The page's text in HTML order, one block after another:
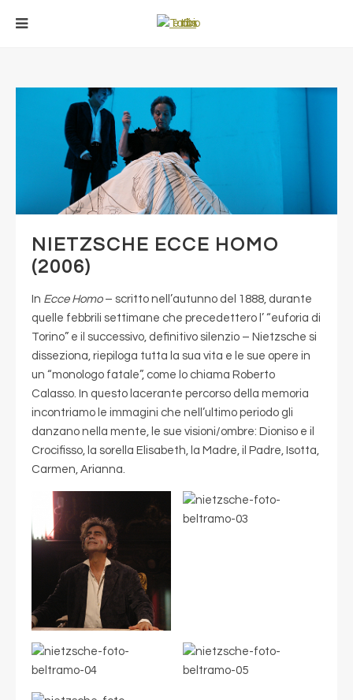
NIETZSCHE ECCE HOMO
(2006)
In Ecce Homo– scritto nell’autunno del 1888, durante
quelle febbrili settimane che precedettero l’ “euforia di
Torino” e il successivo, definitivo silenzio – Nietzsche si
disseziona, riepiloga tutta la sua vita e le sue opere in
un “monologo fatale”, come lo chiama Roberto
Calasso. In questo lacerante percorso della memoria
incontriamo le immagini che nell’ultimo periodo gli
danzano nella mente, le sue visioni/ombre: Dioniso e il
Crocifisso, la sorella Elisabeth, la Madre, il Padre, Isotta,
Carmen, Arianna.